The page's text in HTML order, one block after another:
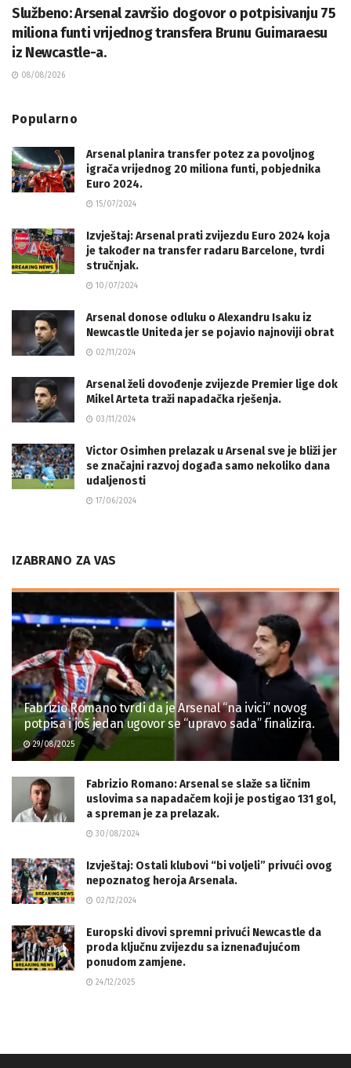
Službeno: Arsenal završio dogovor o potpisivanju 75
miliona funti vrijednog transfera Brunu Guimaraesu
iz Newcastle-a.
08/08/2026
Popularno
Arsenal planira transfer potez za povoljnog
igrača vrijednog 20 miliona funti, pobjednika
Euro 2024.
15/07/2024
Izvještaj: Arsenal prati zvijezdu Euro 2024 koja
je također na transfer radaru Barcelone, tvrdi
stručnjak.
10/07/2024
Arsenal donose odluku o Alexandru Isaku iz
Newcastle Uniteda jer se pojavio najnoviji obrat
02/11/2024
Arsenal želi dovođenje zvijezde Premier lige dok
Mikel Arteta traži napadačka rješenja.
03/11/2024
Victor Osimhen prelazak u Arsenal sve je bliži jer
se značajni razvoj događa samo nekoliko dana
udaljenosti
17/06/2024
IZABRANO ZA VAS
Fabrizio Romano tvrdi da je Arsenal “na ivici” novog
potpisa i još jedan ugovor se “upravo sada” finalizira.
29/08/2025
Fabrizio Romano: Arsenal se slaže sa ličnim
uslovima sa napadačem koji je postigao 131 gol,
a spreman je za prelazak.
30/08/2024
Izvještaj: Ostali klubovi “bi voljeli” privući ovog
nepoznatog heroja Arsenala.
02/12/2024
Europski divovi spremni privući Newcastle da
proda ključnu zvijezdu sa iznenađujućom
ponudom zamjene.
24/12/2025